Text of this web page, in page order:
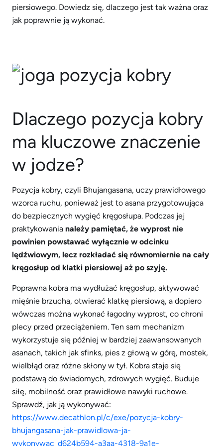
piersiowego. Dowiedz się, dlaczego jest tak ważna oraz
jak poprawnie ją wykonać.
Dlaczego pozycja kobry
ma kluczowe znaczenie
w jodze?
Pozycja kobry, czyli Bhujangasana, uczy prawidłowego
wzorca ruchu, ponieważ jest to asana przygotowująca
do bezpiecznych wygięć kręgosłupa. Podczas jej
praktykowania należy pamiętać, że wyprost nie
powinien powstawać wyłącznie w odcinku
lędźwiowym, lecz rozkładać się równomiernie na cały
kręgosłup od klatki piersiowej aż po szyję.
Poprawna kobra ma wydłużać kręgosłup, aktywować
mięśnie brzucha, otwierać klatkę piersiową, a dopiero
wówczas można wykonać łagodny wyprost, co chroni
plecy przed przeciążeniem. Ten sam mechanizm
wykorzystuje się później w bardziej zaawansowanych
asanach, takich jak sfinks, pies z głową w górę, mostek,
wielbłąd oraz różne skłony w tył. Kobra staje się
podstawą do świadomych, zdrowych wygięć. Buduje
siłę, mobilność oraz prawidłowe nawyki ruchowe.
Sprawdź, jak ją wykonywać:
https://www.decathlon.pl/c/exe/pozycja-kobry-
bhujangasana-jak-prawidlowa-ja-
wykonywac_d624b594-a3aa-4318-9a1e-